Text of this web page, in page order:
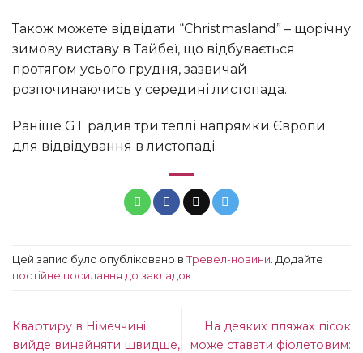
Також можете відвідати “Christmasland” – щорічну
зимову виставу в Тайбеї, що відбувається
протягом усього грудня, зазвичай
розпочинаючись у середині листопада.
Раніше GT радив три теплі напрямки Європи
для відвідування в листопаді.
Цей запис було опубліковано в Тревел-новини . Додайте
постійне посилання до закладок
Квартиру в Німеччині
вийде винайняти швидше,
На деяких пляжах пісок
може ставати фіолетовим: